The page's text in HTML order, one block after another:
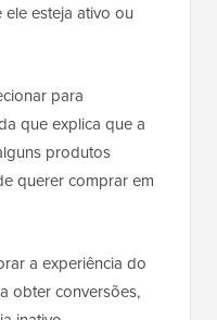
esteja ativo ou
para
que explica que a
produtos
querer comprar em
a experiência do
obter conversões,